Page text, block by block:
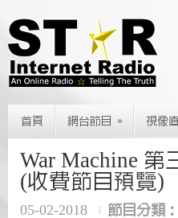
首頁 網台節目 » 視像
War Machine 第
(收費節目預覽)
05-02-2018 節目分類：